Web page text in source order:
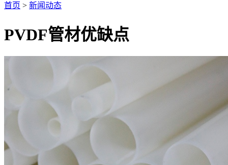
首页 > 新闻动态
PVDF管材优缺点